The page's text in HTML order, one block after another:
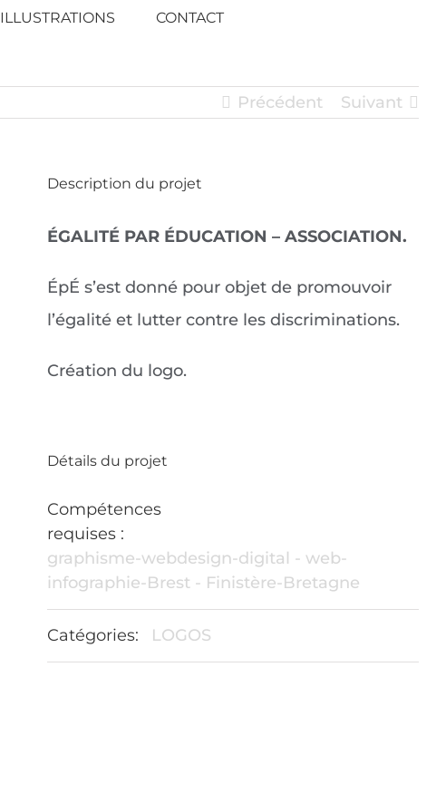
ILLUSTRATIONS CONTACT
Précédent Suivant
Description du projet
ÉGALITÉ PAR ÉDUCATION – ASSOCIATION.
ÉpÉ s’est donné pour objet de promouvoir
l’égalité et lutter contre les discriminations.
Création du logo.
Détails du projet
Compétences
requises :
graphisme-webdesign-digital - web-
infographie-Brest - Finistère-Bretagne
Catégories: LOGOS